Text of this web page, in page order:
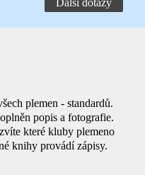
Další dotazy
plemen - standardů.
popis a fotografie.
které kluby plemeno
knihy provádí zápisy.